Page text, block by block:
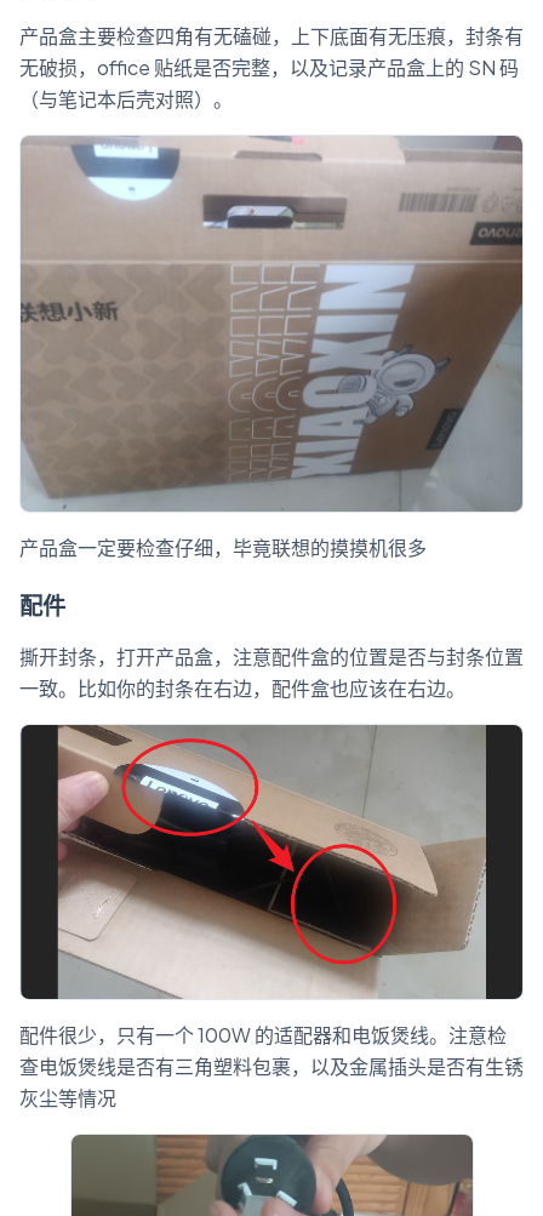
产品盒主要检查四角有无磕碰，上下底面有无压痕，封条有
无破损，office 贴纸是否完整，以及记录产品盒上的 SN 码
（与笔记本后壳对照）。
产品盒一定要检查仔细，毕竟联想的摸摸机很多
配件
撕开封条，打开产品盒，注意配件盒的位置是否与封条位置
一致。比如你的封条在右边，配件盒也应该在右边。
配件很少，只有一个 100W 的适配器和电饭煲线。注意检
查电饭煲线是否有三角塑料包裹，以及金属插头是否有生锈
灰尘等情况